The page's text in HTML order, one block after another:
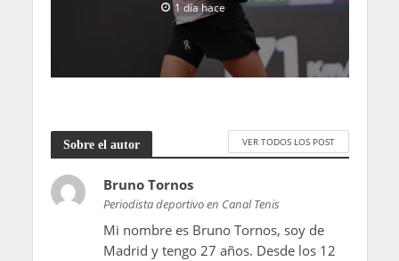
1 día hace
Sobre el autor VER TODOS LOS POST
Bruno Tornos
Periodista deportivo en Canal Tenis
Mi nombre es Bruno Tornos, soy de
Madrid y tengo 27 años. Desde los 12